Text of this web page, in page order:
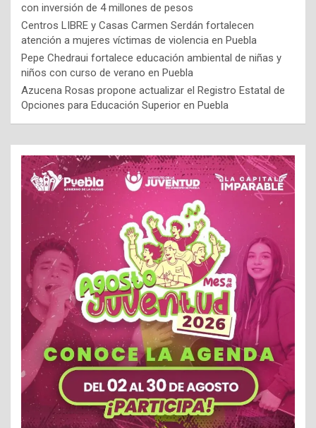
con inversión de 4 millones de pesos
Centros LIBRE y Casas Carmen Serdán fortalecen
atención a mujeres víctimas de violencia en Puebla
Pepe Chedraui fortalece educación ambiental de niñas y
niños con curso de verano en Puebla
Azucena Rosas propone actualizar el Registro Estatal de
Opciones para Educación Superior en Puebla